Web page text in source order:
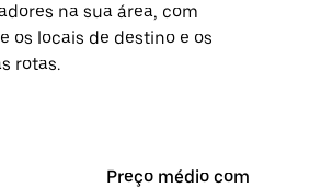
na sua área, com
os locais de destino e os
rotas.
Preço médio com